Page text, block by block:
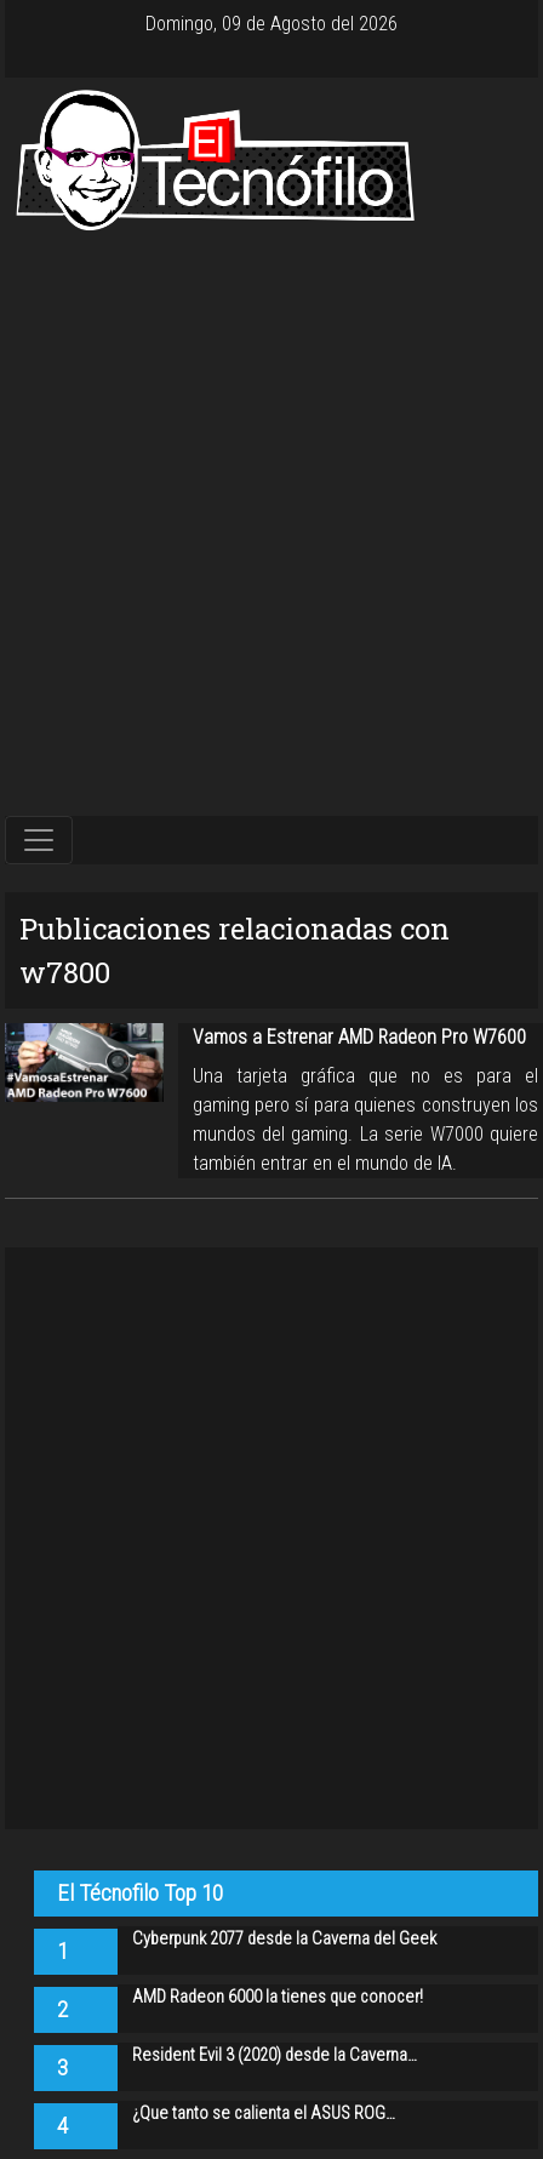
Domingo, 09 de Agosto del 2026
Publicaciones relacionadas con
w7800
Vamos a Estrenar AMD Radeon Pro W7600
Una tarjeta gráfica que no es para el
gaming pero sí para quienes construyen los
mundos del gaming. La serie W7000 quiere
también entrar en el mundo de IA.
El Técnofilo Top 10
1 Cyberpunk 2077 desde la Caverna del Geek
2 AMD Radeon 6000 la tienes que conocer!
3 Resident Evil 3 (2020) desde la Caverna…
4 ¿Que tanto se calienta el ASUS ROG…